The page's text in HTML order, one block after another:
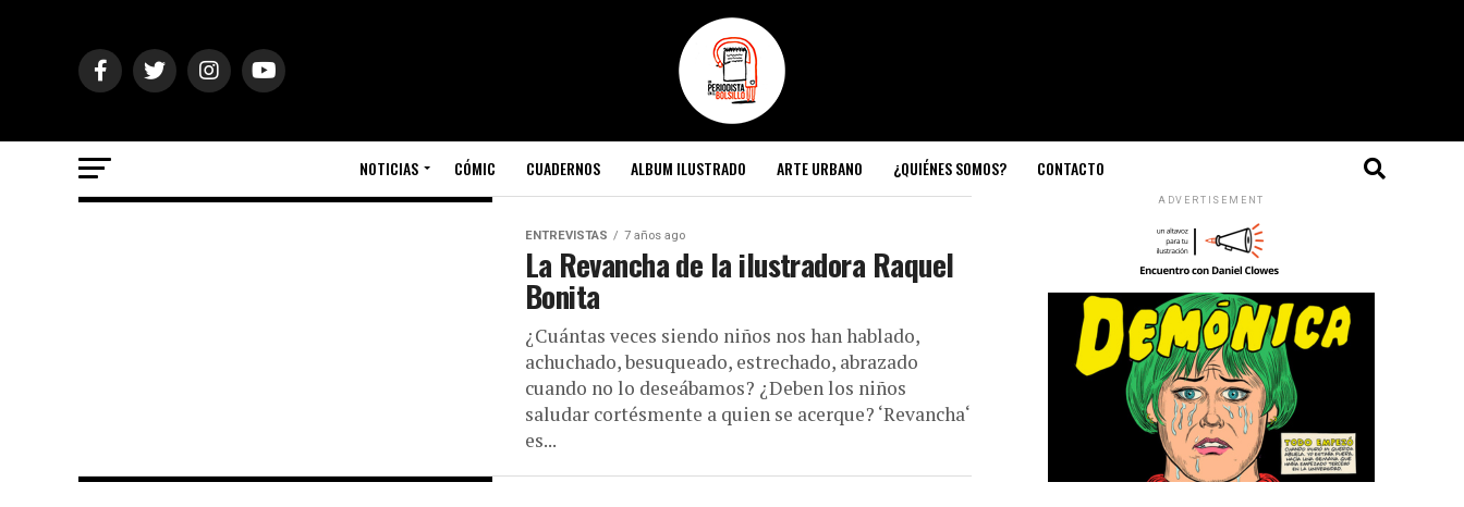
NOTICIAS CÓMIC CUADERNOS ALBUM ILUSTRADO ARTE URBANO ¿QUIÉNES SOMOS? CONTACTO
ENTREVISTAS 7 años ago
La Revancha de la ilustradora Raquel
Bonita
¿Cuántas veces siendo niños nos han hablado,
achuchado, besuqueado, estrechado, abrazado
cuando no lo deseábamos? ¿Deben los niños
saludar cortésmente a quien se acerque? ‘Revancha‘
es...
ADVERTISEMENT